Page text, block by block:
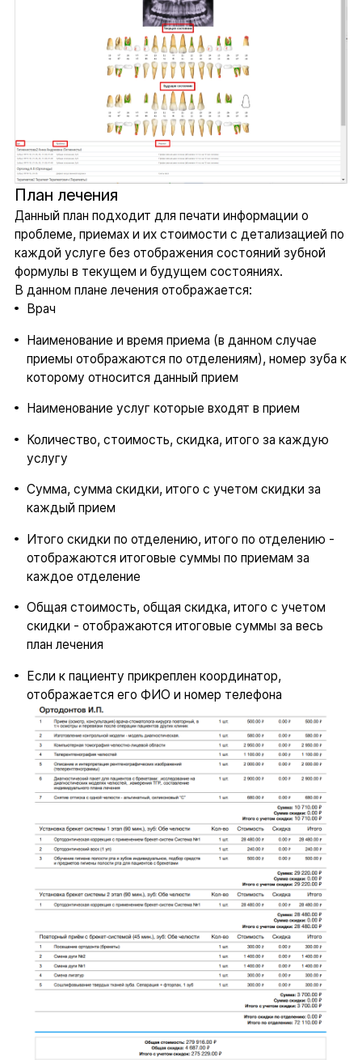
План лечения
Данный план подходит для печати информации о
проблеме, приемах и их стоимости с детализацией по
каждой услуге без отображения состояний зубной
формулы в текущем и будущем состояниях.
В данном плане лечения отображается:
Врач
Наименование и время приема (в данном случае
приемы отображаются по отделениям), номер зуба к
которому относится данный прием
Наименование услуг которые входят в прием
Количество, стоимость, скидка, итого за каждую
услугу
Сумма, сумма скидки, итого с учетом скидки за
каждый прием
Итого скидки по отделению, итого по отделению -
отображаются итоговые суммы по приемам за
каждое отделение
Общая стоимость, общая скидка, итого с учетом
скидки - отображаются итоговые суммы за весь
план лечения
Если к пациенту прикреплен координатор,
отображается его ФИО и номер телефона